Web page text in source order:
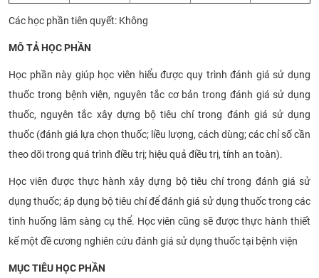
Các học phần tiên quyết: Không
MÔ TẢ HỌC PHẦN
Học phần này giúp học viên hiểu được quy trình đánh giá sử dụng
thuốc trong bệnh viện, nguyên tắc cơ bản trong đánh giá sử dụng
thuốc, nguyên tắc xây dựng bộ tiêu chítrong đánh giá sử dụng
thuốc (đánh giá lựa chọn thuốc; liều lượng, cách dùng;các chỉ số cần
theo dõi trong quá trình điều trị; hiệu quả điều trị, tính an toàn).
Học viên được thực hành xây dựng bộ tiêu chí trong đánh giá sử
dụng thuốc; áp dụng bộ tiêu chí để đánh giá sử dụng thuốc trong các
tình huống lâm sàng cụ thể. Học viên cũng sẽ được thực hành thiết
kế một đề cương nghiên cứu đánh giá sử dụng thuốc tại bệnh viện
MỤC TIÊU HỌC PHẦN